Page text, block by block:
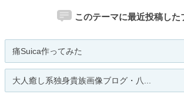
このテーマに最近投稿した
痛Suica作ってみた
大人癒し系独身貴族画像ブログ・八...